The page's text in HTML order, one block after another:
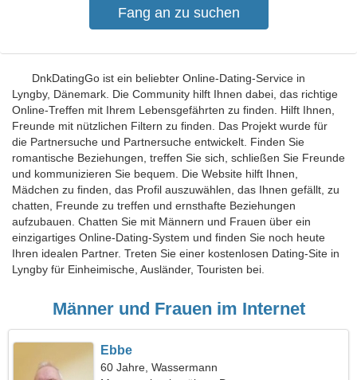
DnkDatingGo ist ein beliebter Online-Dating-Service in
Lyngby, Dänemark. Die Community hilft Ihnen dabei, das richtige
Online-Treffen mit Ihrem Lebensgefährten zu finden. Hilft Ihnen,
Freunde mit nützlichen Filtern zu finden. Das Projekt wurde für
die Partnersuche und Partnersuche entwickelt. Finden Sie
romantische Beziehungen, treffen Sie sich, schließen Sie Freunde
und kommunizieren Sie bequem. Die Website hilft Ihnen,
Mädchen zu finden, das Profil auszuwählen, das Ihnen gefällt, zu
chatten, Freunde zu treffen und ernsthafte Beziehungen
aufzubauen. Chatten Sie mit Männern und Frauen über ein
einzigartiges Online-Dating-System und finden Sie noch heute
Ihren idealen Partner. Treten Sie einer kostenlosen Dating-Site in
Lyngby für Einheimische, Ausländer, Touristen bei.
Männer und Frauen im Internet
Ebbe
60 Jahre, Wassermann